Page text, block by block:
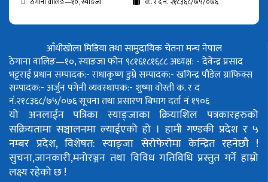
आँधीखोला मिडिया तथा सामुदायिक चेतना मन्च नेपाल
ठेगाना वालिङ—१०, स्याङजा फोन ९८१६१८१६८८अध्यक्ष: - देवेन्द्र प्रसाद
भट्टराईप्रधान सम्पादक:- राधाकृष्ण डुम्रेसम्पादक:- खगिन्द्र पौडेलग्राफिक्स
सम्पादक:- अर्जुन पंगेनीव्यवस्थापक:- शुष्मा वोस्तीक. र द
नं.२१८३६८/७५/०७६सूचना तथा प्रसारण बिभाग दर्ता नं १९०६
यो अनलाईन पत्रिका स्याङ्जाका क्रियाशिल पत्रकारहरुको
सक्रियतामा सञ्चालनमा ल्याईएको हो । हामी गण्डकी प्रदेश र ५
नम्बर प्रदेश, विशेषत: स्याङ्जा सेरोफेरोमा केन्द्रित रहनेछौ !
सुचना,जानकारी,मनोरञ्जन तथा विविध गतिविधि प्रस्तुत गर्ने हाम्रो
लक्ष्य रहेको छ !